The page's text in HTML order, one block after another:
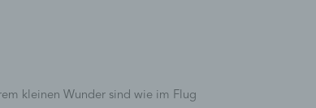
kleinen Wunder sind wie im Flug